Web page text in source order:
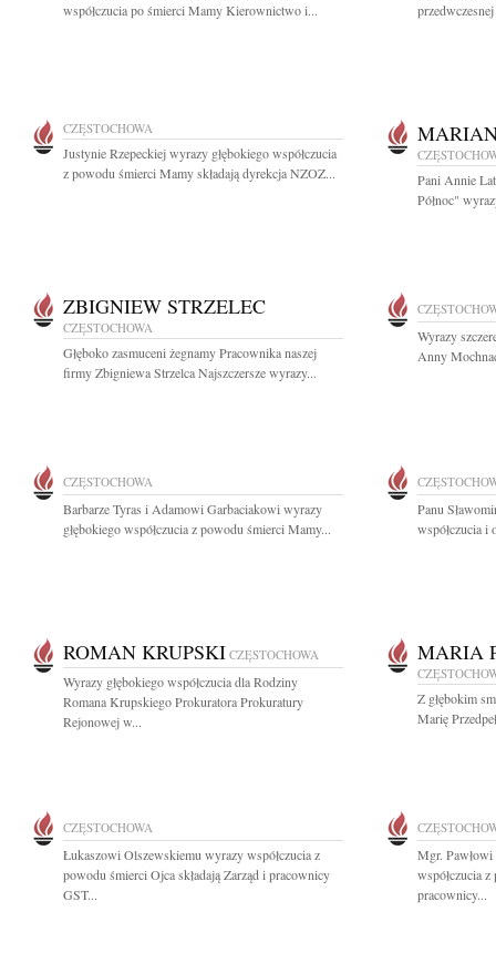
współczucia po śmierci Mamy Kierownictwo i...
CZĘSTOCHOWA
Justynie Rzepeckiej wyrazy głębokiego współczucia
z powodu śmierci Mamy składają dyrekcja NZOZ...
Pani Annie
Północ"
ZBIGNIEW STRZELEC
CZĘSTOCHOWA
Głęboko zasmuceni żegnamy Pracownika naszej
firmy Zbigniewa Strzelca Najszczersze wyrazy...
Wyrazy
Anny
CZĘSTOCHOWA
Barbarze Tyras i Adamowi Garbaciakowi wyrazy
głębokiego współczucia z powodu śmierci Mamy...
Panu
współczucia i
ROMAN KRUPSKI CZĘSTOCHOWA
Wyrazy głębokiego współczucia dla Rodziny
Romana Krupskiego Prokuratora Prokuratury
Rejonowej w...
MARIA
Z głębokim
Marię
CZĘSTOCHOWA
Łukaszowi Olszewskiemu wyrazy współczucia z
powodu śmierci Ojca składają Zarząd i pracownicy
GST...
Mgr.
współczucia
pracownicy...